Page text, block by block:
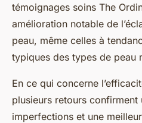
témoignages soins The
amélioration notable de
peau, même celles à
typiques des types de peau
En ce qui concerne
plusieurs retours
imperfections et une